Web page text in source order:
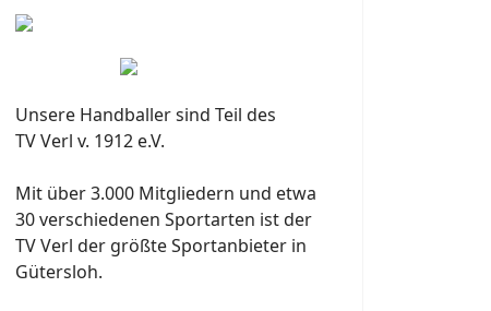
Unsere Handballer sind Teil des
TV Verl v. 1912 e.V.
Mit über 3.000 Mitgliedern und etwa
30 verschiedenen Sportarten ist der
TV Verl der größte Sportanbieter in
Gütersloh.